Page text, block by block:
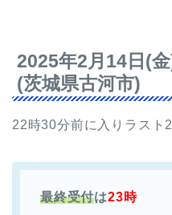
2025年2月14日(
(茨城県古河市)
22時30分前に入りラスト
最終受付は23時